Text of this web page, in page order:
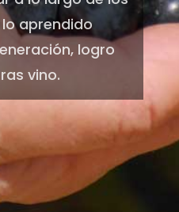
aprendido
logro
vino.